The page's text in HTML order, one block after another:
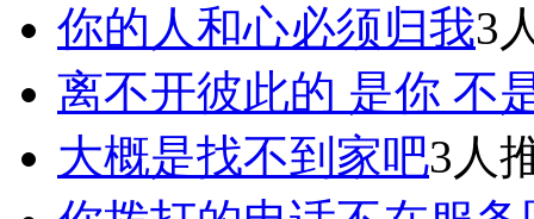
你的人和心必须归我3
离不开彼此的 是你 不
大概是找不到家吧3人